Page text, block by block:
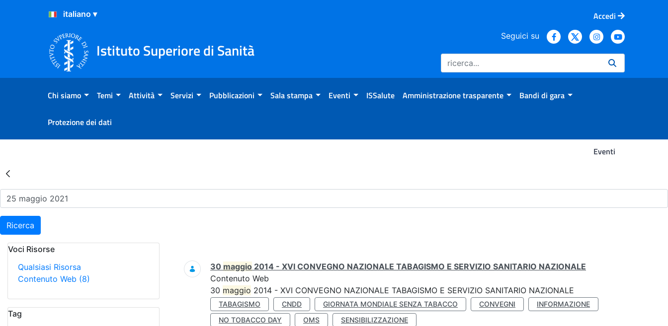
Salta al Contenuto
Salta al Footer
Accedi
Istituto Superiore di Sanità
Seguici su
Chi siamo Temi Attività Servizi Pubblicazioni Sala stampa Eventi ISSalute Amministrazione trasparente Bandi di gara
Protezione dei dati
Eventi
Risultati della Ricerca - Eventi
Ricerca
Voci Risorse
Qualsiasi Risorsa
Contenuto Web (8)
Tag
Ricerca
30 maggio 2014 - XVI CONVEGNO NAZIONALE TABAGISMO E SERVIZIO SANITARIO NAZIONALE
Contenuto Web
30 maggio 2014 - XVI CONVEGNO NAZIONALE TABAGISMO E SERVIZIO SANITARIO NAZIONALE
TABAGISMO CNDD GIORNATA MONDIALE SENZA TABACCO CONVEGNI
INFORMAZIONE
NO TOBACCO DAY
OMS SENSIBILIZZAZIONE